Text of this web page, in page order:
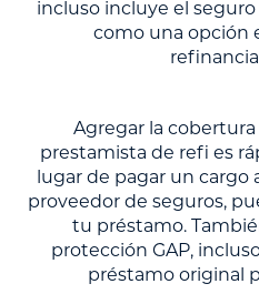
incluso incluye el
como una opción
Agregar la cobertura
prestamista de refi es
lugar de pagar un cargo
proveedor de seguros,
tu préstamo.
protección GAP,
préstamo original